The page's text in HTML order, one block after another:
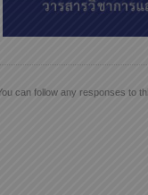
can follow any responses to